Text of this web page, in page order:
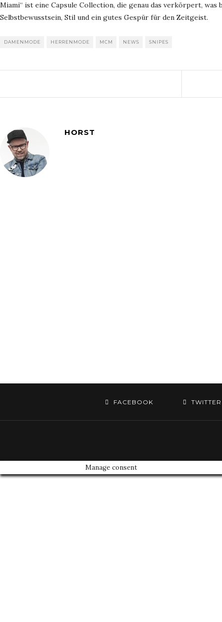
Miami“ ist eine Capsule Collection, die genau das verkörpert,
Selbstbewusstsein, Stil und ein gutes Gespür für den Zeitgeist.
DAMENMODE HERRENMODE MCM NEWS SNIPES
HORST
FACEBOOK TWITTER
Manage consent